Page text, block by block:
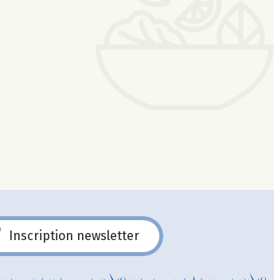
Inscription newsletter